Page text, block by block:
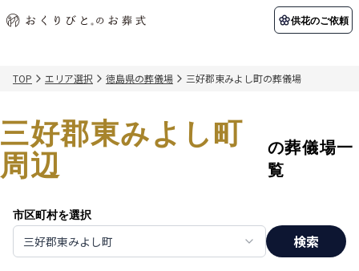
供花のご依頼
初めての方へ 納棺の儀とは？
葬儀の流れ
会社を知る
関東エリア
東京都
北海道エリア
ご葬儀事例 お客様の声
よくある質問
葬儀の知識 供花のご依頼
TOP エリア選択 徳島県の葬儀場 三好郡東みよし町の葬儀場
三好郡東みよし町
周辺
の葬儀場一
覧
市区町村を選択
三好郡東みよし町 検索